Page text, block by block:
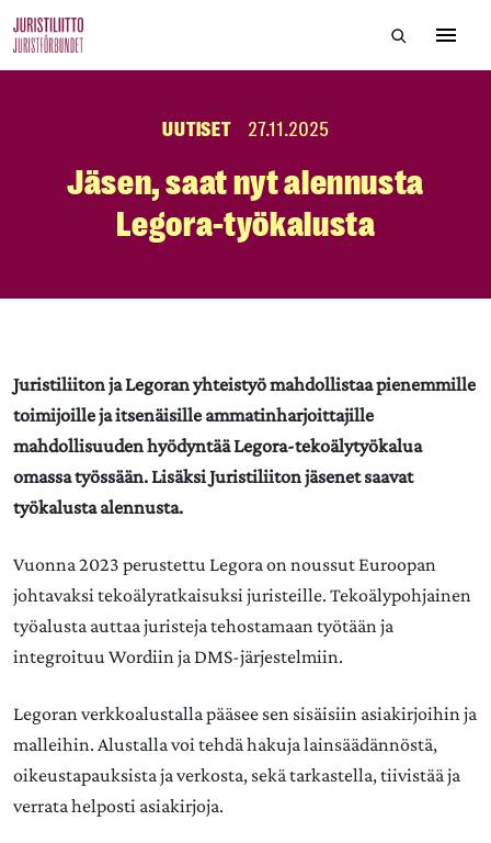
to
Hae
UUTISET 27.11.2025
Jäsen, saat nyt alennusta
Legora-työkalusta
Juristiliiton ja Legoran yhteistyö mahdollistaa pienemmille
toimijoille ja itsenäisille ammatinharjoittajille
mahdollisuuden hyödyntää Legora-tekoälytyökalua
omassa työssään. Lisäksi Juristiliiton jäsenet saavat
työkalusta alennusta.
Vuonna 2023 perustettu Legora on noussut Euroopan
johtavaksi tekoälyratkaisuksi juristeille. Tekoälypohjainen
työalusta auttaa juristeja tehostamaan työtään ja
integroituu Wordiin ja DMS-järjestelmiin.
Legoran verkkoalustalla pääsee sen sisäisiin asiakirjoihin ja
malleihin. Alustalla voi tehdä hakuja lainsäädännöstä,
oikeustapauksista ja verkosta, sekä tarkastella, tiivistää ja
verrata helposti asiakirjoja.